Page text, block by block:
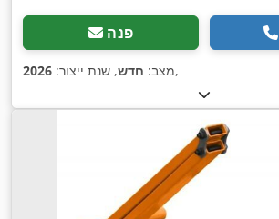
פנה
מצב: חדש, שנת ייצור: 2026 ,